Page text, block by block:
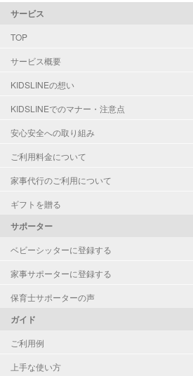
サービス
TOP
サービス概要
KIDSLINEの想い
KIDSLINEでのマナー・注意点
安心安全への取り組み
ご利用料金について
家事代行のご利用について
ギフトを贈る
サポーター
ベビーシッターに登録する
家事サポーターに登録する
保育士サポーターの声
ガイド
ご利用例
上手な使い方